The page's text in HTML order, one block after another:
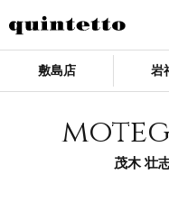
敷島店 岩
茂木 壮